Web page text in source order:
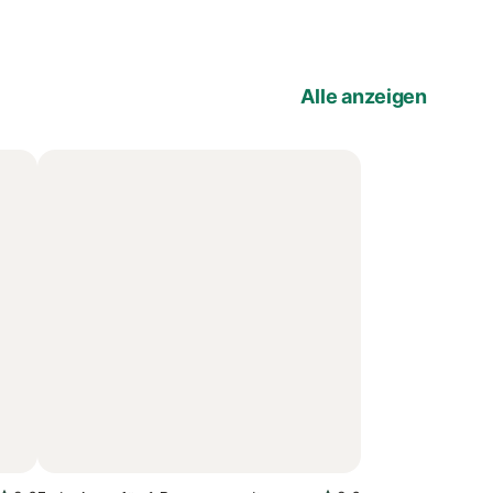
Alle anzeigen